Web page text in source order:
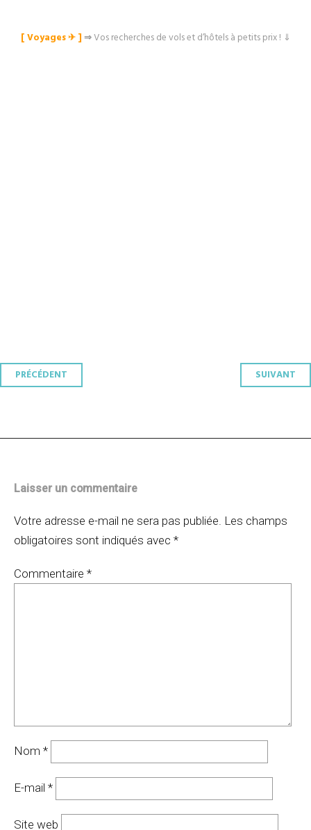
[ Voyages ✈︎ ]⇒Vos recherches de vols et d’hôtels à petits prix ! ⇓
Navigation
PRÉCÉDENT SUIVANT
Laisser un commentaire
Votre adresse e-mail ne sera pas publiée. Les champs
obligatoires sont indiqués avec *
Commentaire *
Nom *
E-mail *
Site web